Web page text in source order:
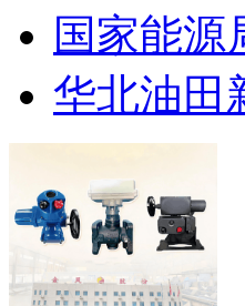
国家能源
华北油田